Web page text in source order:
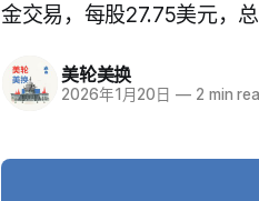
金交易，每股27.75美元，
美轮美换
2026年1月20日 — 2 min